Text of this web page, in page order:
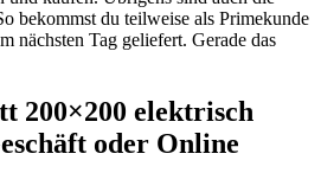
bekommst du teilweise als Primekunde
nächsten Tag geliefert. Gerade das
200×200 elektrisch
oder Online